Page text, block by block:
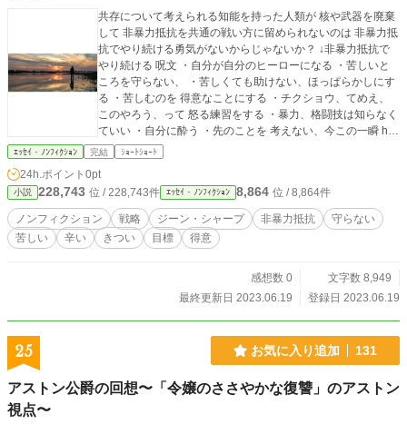
共存について考えられる知能を持った人類が 核や武器を廃棄
して 非暴力抵抗を共通の戦い方に留められないのは 非暴力抵
抗でやり続ける勇気がないからじゃないか？ ↓非暴力抵抗で
やり続ける 呪文 ・自分が自分のヒーローになる ・苦しいと
ころを守らない、 ・苦しくても助けない、ほっぱらかしにす
る ・苦しむのを 得意なことにする ・チクショウ、てめえ、
このやろう、って 怒る練習をする ・暴力、格闘技は知らなく
ていい ・自分に酔う ・先のことを 考えない、今この一瞬 http
s://ka2.link/situke/betusekai-2/#y. 被爆国として 馬鹿な戦争を
非暴力抵抗を唯一の戦術にする 毎日イベントやってます。 ↓
気が向いたら遊びに来て下さい https://ka2.link/situke/ibento/#
1 ↓こんなのも https://ka2.link/situke/ibento-2/#1 ずーっと武器
で争ってきた人類の歴史を ここで断ち切る。 → 非暴力抵抗
に移行して 武器を棄てて 廃棄して 地球との共存に全力を注
さい https://ka2.link/situke/ibento/#1 ↓こんなのも https://ka2.li
nk/situke/ibento-2/#1 毎日イベントやってます。 ↓気が向いた
s://facebook.com/boodaa.02/videos/993174072112338/ ↓6/1
9 のこんなの https://facebook.com/boodaa.02/videos/356996
outube.com/playlist?list=PLPO947_boecAEYIlWiQhqDHBTO
ｴｯｾｲ・ﾉﾝﾌｨｸｼｮﾝ 完結 ｼｮｰﾄｼｮｰﾄ
24h.ポイント 0pt
小説 228,743 位 / 228,743件 ｴｯｾｲ・ﾉﾝﾌｨｸｼｮﾝ 8,864 位 / 8,864件
ノンフィクション 戦略 ジーン・シャープ 非暴力抵抗
守らない
苦しい
辛い きつい 目標 得意
感想数 0
文字数 8,949
最終更新日 2023.06.19
登録日 2023.06.19
25 お気に入り追加 131
アストン公爵の回想〜「令嬢のささやかな復讐」のアストン
視点〜